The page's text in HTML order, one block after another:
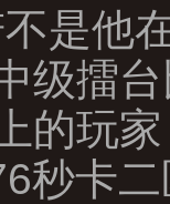
是他
级擂
的玩
秒卡